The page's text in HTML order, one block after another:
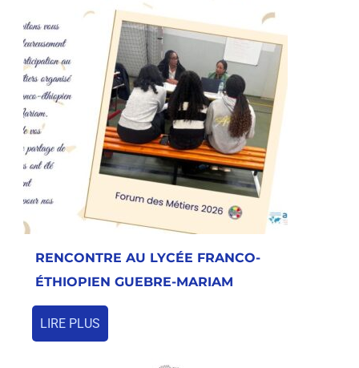
RENCONTRE AU LYCÉE FRANCO-
ÉTHIOPIEN GUEBRE-MARIAM
LIRE PLUS